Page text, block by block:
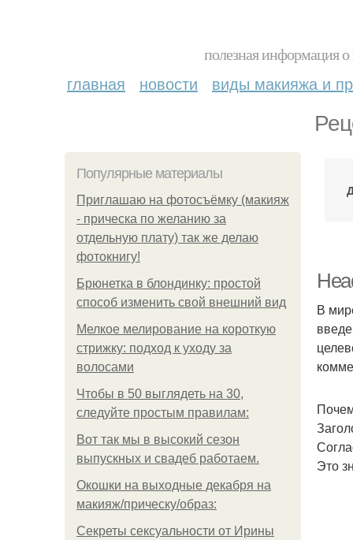
полезная информация
главная новости виды макияжа и
Популярные материалы
Приглашаю на фотосъёмку (макияж
- прическа по желанию за
отдельную плату) так же делаю
фотокнигу!
Брюнетка в блондинку: простой
способ изменить свой внешний вид
Мелкое мелирование на короткую
стрижку: подход к уходу за
волосами
Чтобы в 50 выглядеть на 30,
следуйте простым правилам:
Вот так мы в высокий сезон
выпускных и свадеб работаем.
Окошки на выходные декабря на
макияж/прическу/образ:
Секреты сексуальности от Ирины
В
Это